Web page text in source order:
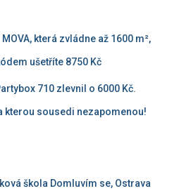
která zvládne až 1600 m²,
ušetříte 8750 Kč
710 zlevnil o 6000 Kč.
kterou sousedi nezapomenou!
škola Domluvím se, Ostrava